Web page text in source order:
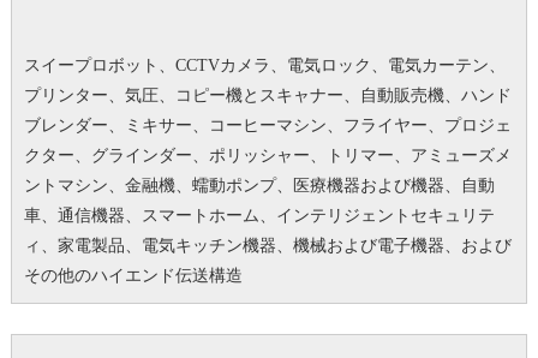
スイープロボット、CCTVカメラ、電気ロック、電気カーテン、
プリンター、気圧、コピー機とスキャナー、自動販売機、ハンド
ブレンダー、ミキサー、コーヒーマシン、フライヤー、プロジェ
クター、グラインダー、ポリッシャー、トリマー、アミューズメ
ントマシン、金融機、蠕動ポンプ、医療機器および機器、自動
車、通信機器、スマートホーム、インテリジェントセキュリテ
ィ、家電製品、電気キッチン機器、機械および電子機器、および
その他のハイエンド伝送構造